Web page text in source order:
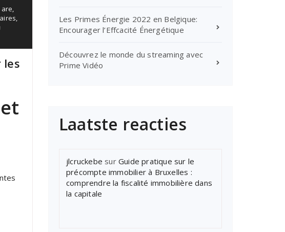
are
les
Les Primes Énergie 2022 en Belgique:
Encourager l’Effcacité Énergétique
Découvrez le monde du streaming avec
Prime Vidéo
Laatste reacties
jlcruckebe sur Guide pratique sur le
précompte immobilier à Bruxelles :
comprendre la fiscalité immobilière dans
la capitale